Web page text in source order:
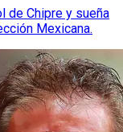
de Chipre y sueña
Mexicana.